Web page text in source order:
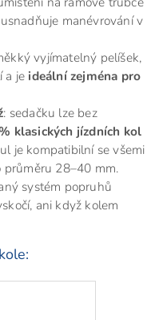
manévrování v
vyjímatelný pelíšek,
a je ideální zejména pro
: sedačku lze bez
klasických jízdních kol
je kompatibilní se všemi
28–40 mm.
systém popruhů
ani když kolem